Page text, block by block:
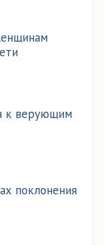
к верующим
поклонения